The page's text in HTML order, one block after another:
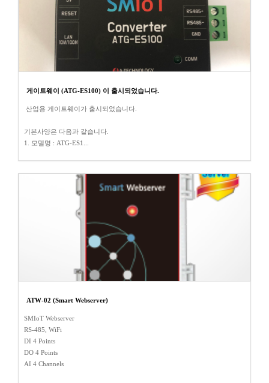
게이트웨이 (ATG-ES100) 이 출시되었습니다.
산업용 게이트웨이가 출시되었습니다.
기본사양은 다음과 같습니다.
1. 모델명 : ATG-ES1...
ATW-02 (Smart Webserver)
SMIoT Webserver
RS-485, WiFi
DI 4 Points
DO 4 Points
AI 4 Channels